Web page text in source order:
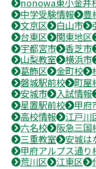
中学受験情報
豊
文京区
白山市
台東区
関東地区
宇都宮市
香芝市
山梨教室
横浜市
葛飾区
金町校
磐城駅前校
町屋
安城市
入試情報
星置駅前校
甲府
高校情報
江戸川
六名校
阪急三国
三重教室
安城は
甲府アルプス通り
荒川区
江東区